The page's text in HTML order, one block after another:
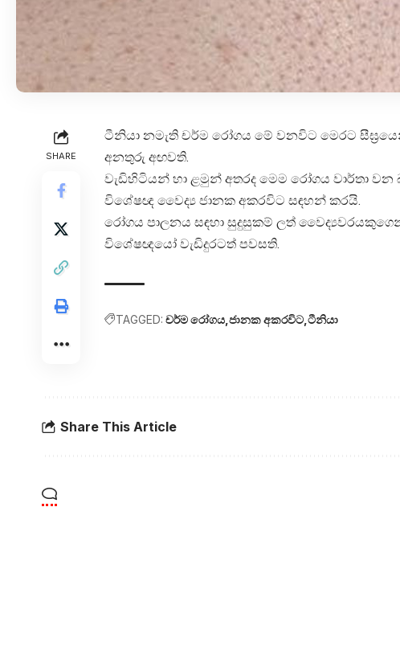
SHARE
ටීනියා නමැති චර්ම රෝගය මේ වනවිට මෙරට
අනතුරු අඟවති.
වැඩිහිටියන් හා ළමුන් අතරද මෙම රෝගය වාර්තා
විශේෂඥ වෛද්‍ය ජානක අකරවිට සඳහන් කරයි.
රෝගය පාලනය සඳහා සුදුසුකම් ලත්
විශේෂඥයෝ වැඩිදුරටත් පවසති.
TAGGED: චර්ම රෝගය ජානක අකරවිට ටීනියා
Share This Article